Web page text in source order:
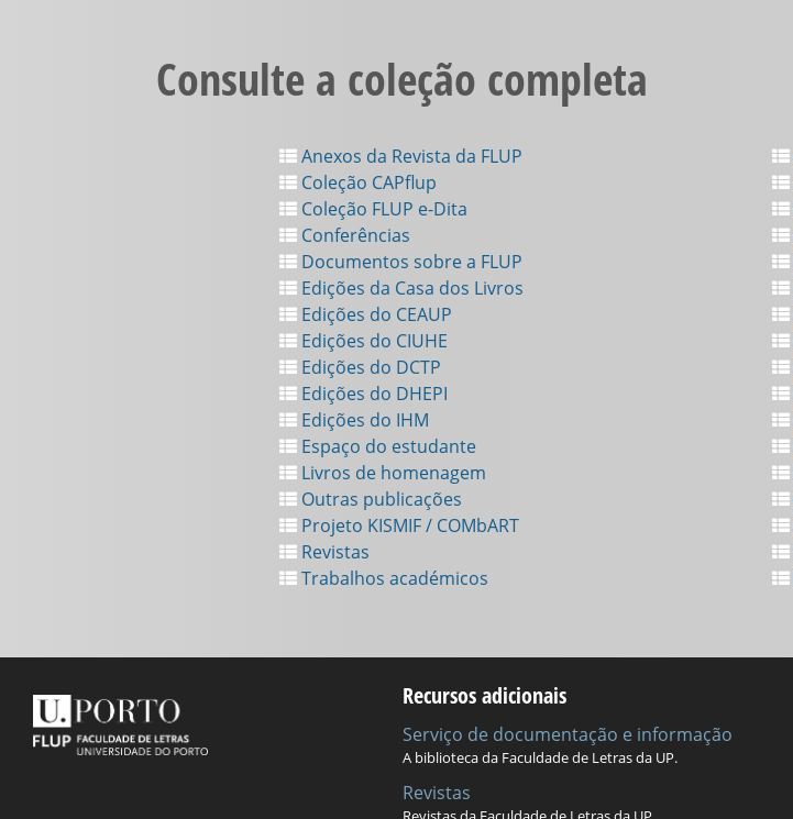
Consulte a coleção completa
Anexos da Revista da FLUP
Coleção CAPflup
Coleção FLUP e-Dita
Conferências
Documentos sobre a FLUP
Edições da Casa dos Livros
Edições do CEAUP
Edições do CIUHE
Edições do DCTP
Edições do DHEPI
Edições do IHM
Espaço do estudante
Livros de homenagem
Outras publicações
Projeto KISMIF / COMbART
Revistas
Trabalhos académicos
Recursos adicionais
Serviço de documentação e informação
A biblioteca da Faculdade de Letras da UP.
Revistas